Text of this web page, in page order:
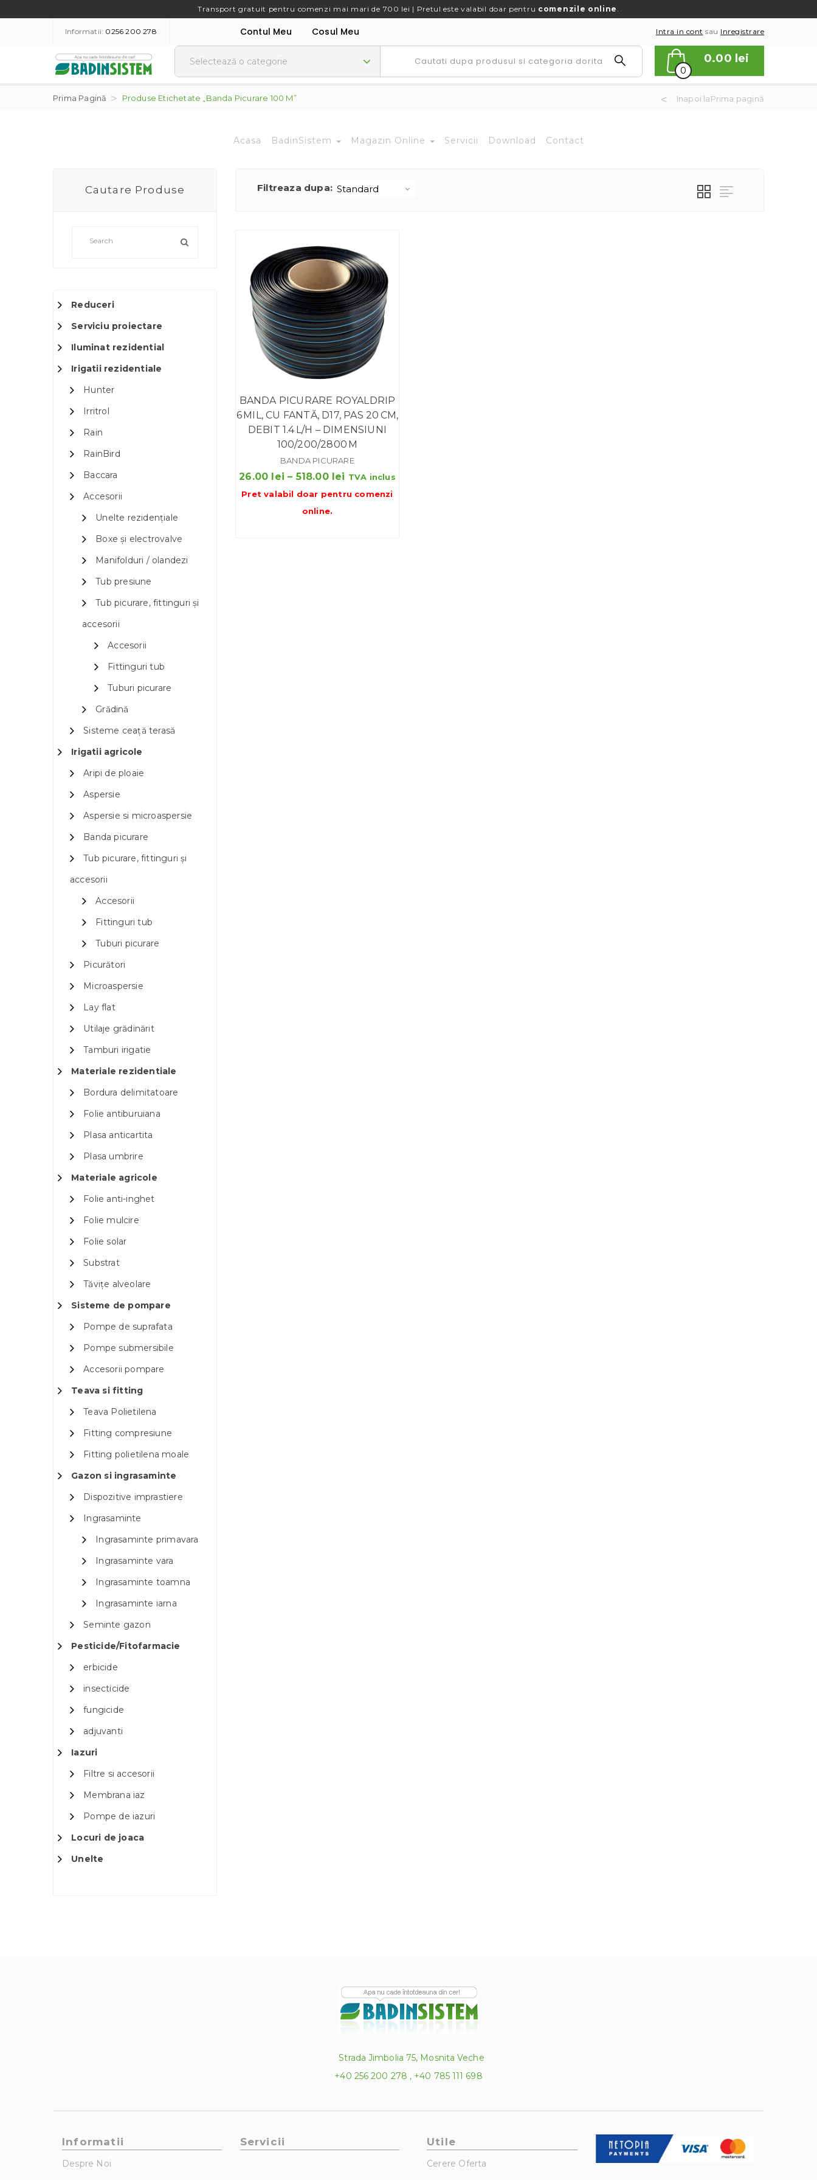
Transport gratuit pentru comenzi mai mari de 700 lei | Pretul este valabil doar pentru comenzile online.
Informatii: 0256 200 278 Contul Meu Cosul Meu Intra in cont sau Inregistrare
0
0.00 lei
Prima Pagină Produse Etichetate „banda Picurare 100 M” Inapoi laPrima pagină
Acasa BadinSistem Magazin Online Servicii Download Contact
Cautare Produse
Reduceri
Serviciu proiectare
Iluminat rezidential
Irigatii rezidentiale
Hunter
Irritrol
Rain
RainBird
Baccara
Accesorii
Unelte rezidențiale
Boxe și electrovalve
Manifolduri / olandezi
Tub presiune
Tub picurare, fittinguri și
accesorii
Accesorii
Fittinguri tub
Tuburi picurare
Grădină
Sisteme ceață terasă
Irigatii agricole
Aripi de ploaie
Aspersie
Aspersie si microaspersie
Banda picurare
Tub picurare, fittinguri și
accesorii
Accesorii
Fittinguri tub
Tuburi picurare
Picurători
Microaspersie
Lay flat
Utilaje grădinărit
Tamburi irigatie
Materiale rezidentiale
Bordura delimitatoare
Folie antiburuiana
Plasa anticartita
Plasa umbrire
Materiale agricole
Folie anti-inghet
Folie mulcire
Folie solar
Substrat
Tăvițe alveolare
Sisteme de pompare
Pompe de suprafata
Pompe submersibile
Accesorii pompare
Teava si fitting
Teava Polietilena
Fitting compresiune
Fitting polietilena moale
Gazon si ingrasaminte
Dispozitive imprastiere
Ingrasaminte
Ingrasaminte primavara
Ingrasaminte vara
Ingrasaminte toamna
Ingrasaminte iarna
Seminte gazon
Pesticide/Fitofarmacie
erbicide
insecticide
fungicide
adjuvanti
Iazuri
Filtre si accesorii
Membrana iaz
Pompe de iazuri
Locuri de joaca
Unelte
Filtreaza dupa:
BANDA PICURARE ROYALDRIP
6 MIL, CU FANTĂ, D17, PAS 20 CM,
DEBIT 1.4 L/H – DIMENSIUNI
100/200/2800 M
BANDA PICURARE
26.00 lei – 518.00 lei Interval
de
TVA inclus
Pret valabil doar pentru comenzi
online.
Strada Jimbolia 75, Mosnita Veche
+40 256 200 278 , +40 785 111 698
Informatii
Despre Noi
Servicii Utile
Cerere Oferta